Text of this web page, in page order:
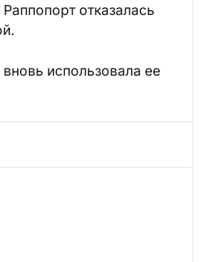
отказалась
использовала ее